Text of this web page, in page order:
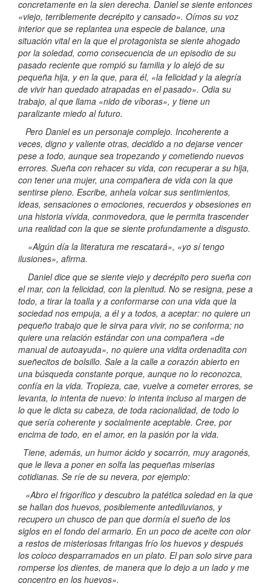
concretamente en la sien derecha. Daniel se siente entonces
«viejo, terriblemente decrépito y cansado». Oímos su voz
interior que se replantea una especie de balance, una
situación vital en la que el protagonista se siente ahogado
por la soledad, como consecuencia de un episodio de su
pasado reciente que rompió su familia y lo alejó de su
pequeña hija, y en la que, para él, «la felicidad y la alegría
de vivir han quedado atrapadas en el pasado». Odia su
trabajo, al que llama «nido de víboras», y tiene un
paralizante miedo al futuro.
Pero Daniel es un personaje complejo. Incoherente a
veces, digno y valiente otras, decidido a no dejarse vencer
pese a todo, aunque sea tropezando y cometiendo nuevos
errores. Sueña con rehacer su vida, con recuperar a su hija,
con tener una mujer, una compañera de vida con la que
sentirse pleno. Escribe, anhela volcar sus sentimientos,
ideas, sensaciones o emociones, recuerdos y obsesiones en
una historia vívida, conmovedora, que le permita trascender
una realidad con la que se siente profundamente a disgusto.
«Algún día la literatura me rescatará», «yo sí tengo
ilusiones», afirma.
Daniel dice que se siente viejo y decrépito pero sueña con
el mar, con la felicidad, con la plenitud. No se resigna, pese a
todo, a tirar la toalla y a conformarse con una vida que la
sociedad nos empuja, a él y a todos, a aceptar: no quiere un
pequeño trabajo que le sirva para vivir, no se conforma; no
quiere una relación estándar con una compañera «de
manual de autoayuda», no quiere una vidita ordenadita con
sueñecitos de bolsillo. Sale a la calle a corazón abierto en
una búsqueda constante porque, aunque no lo reconozca,
confía en la vida. Tropieza, cae, vuelve a cometer errores, se
levanta, lo intenta de nuevo: lo intenta incluso al margen de
lo que le dicta su cabeza, de toda racionalidad, de todo lo
que sería coherente y socialmente aceptable. Cree, por
encima de todo, en el amor, en la pasión por la vida.
Tiene, además, un humor ácido y socarrón, muy aragonés,
que le lleva a poner en solfa las pequeñas miserias
cotidianas. Se ríe de su nevera, por ejemplo:
«Abro el frigorífico y descubro la patética soledad en la que
se hallan dos huevos, posiblemente antediluvianos, y
recupero un chusco de pan que dormía el sueño de los
siglos en el fondo del armario. En un poco de aceite con olor
a restos de misteriosas fritangas frío los huevos y después
los coloco desparramados en un plato. El pan solo sirve para
romperse los dientes, de manera que lo dejo a un lado y me
concentro en los huevos».